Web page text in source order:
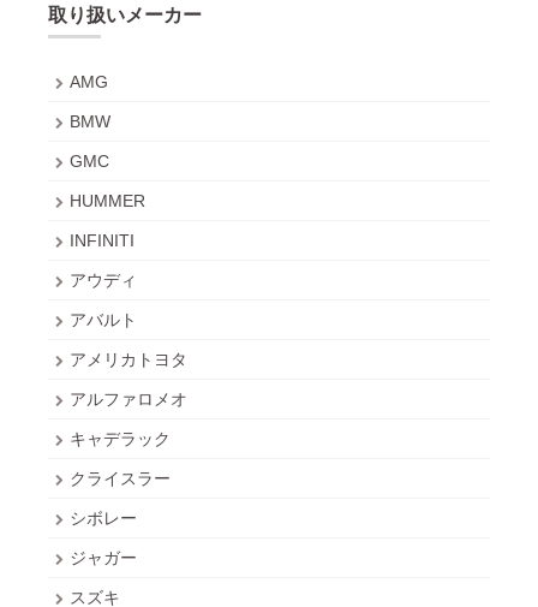
取り扱いメーカー
AMG
BMW
GMC
HUMMER
INFINITI
アウディ
アバルト
アメリカトヨタ
アルファロメオ
キャデラック
クライスラー
シボレー
ジャガー
スズキ